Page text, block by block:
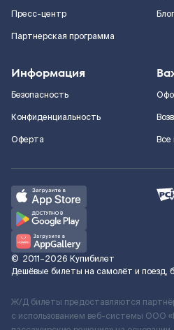
Пресс-центр
Партнерская программа
Блог
Информация
Безопасность
Конфиденциальность
Оферта
Все
© 2011–2026 Купибилет
Дешёвые билеты на самолёт и поезд,
Ж/Д билеты предоставляются
с использованием веб-системы ООО